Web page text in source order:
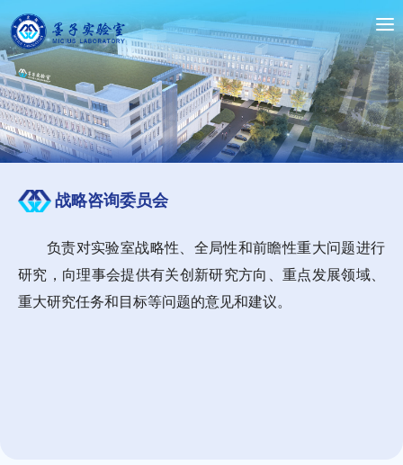
战略咨询委员会
负责对实验室战略性、全局性和前瞻性重大问题进行
研究，向理事会提供有关创新研究方向、重点发展领域、
重大研究任务和目标等问题的意见和建议。